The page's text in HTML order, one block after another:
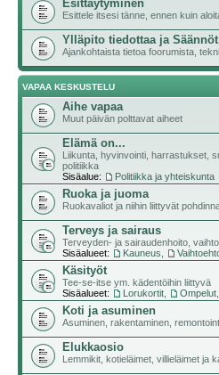
Esittäytyminen
Esittele itsesi tänne, ennen kuin
Ylläpito tiedottaa ja Säännöt
Ajankohtaista tietoa foorumista,
VAPAA KESKUSTELU
Aihe vapaa
Muut päivän polttavat aiheet
Elämä on...
Liikunta, hyvinvointi, harrastukset,
politiikka
Sisäalue:
Politiikka ja yhteiskunta
Ruoka ja juoma
Ruokavaliot ja niihin liittyvät
Terveys ja sairaus
Terveyden- ja sairaudenhoito,
Sisäalueet:
Kauneus
Käsityöt
Tee-se-itse ym. kädentöihin liittyvä
Sisäalueet:
Lorukortit Ompelut
Koti ja asuminen
Asuminen, rakentaminen,
Elukkaosio
Lemmikit, kotieläimet, villieläimet ja